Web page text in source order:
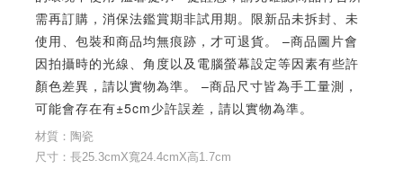
需再訂購，消保法鑑賞期非試用期。限新品未拆封、未
使用、包裝和商品均無痕跡，才可退貨。 –商品圖片會
因拍攝時的光線、角度以及電腦螢幕設定等因素有些許
顏色差異，請以實物為準。 –商品尺寸皆為手工量測，
可能會存在有±5cm少許誤差，請以實物為準。
材質：陶瓷
尺寸：長25.3cmX寬24.4cmX高1.7cm